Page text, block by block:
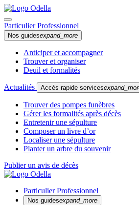
Particulier Professionnel
Nos guidesexpand_more
Anticiper et accompagner
Trouver et organiser
Deuil et formalités
Actualités Accès rapide services
Trouver des pompes funèbres
Gérer les formalités après décès
Entretenir une sépulture
Composer un livre d’or
Localiser une sépulture
Planter un arbre du souvenir
Publier un avis de décès
Particulier Professionnel
Nos guidesexpand_more